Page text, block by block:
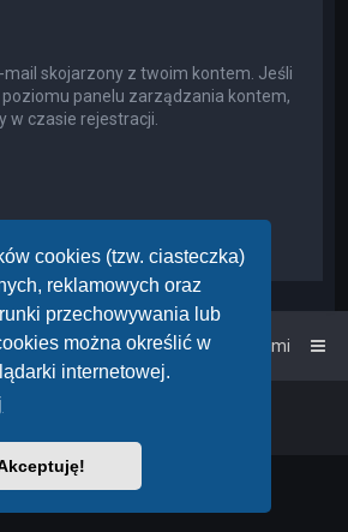
cookies (tzw. ciasteczka)
reklamowych oraz
przechowywania lub
można określić w
internetowej.
mail skojarzony z twoim kontem. Jeśli
poziomu panelu zarządzania kontem,
w czasie rejestracji.
Kontakt z nami
by